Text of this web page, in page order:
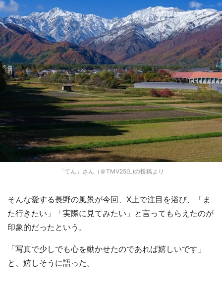
都道府選択
「てん」さん（＠TMV250_)の投稿より
そんな愛する長野の風景が今回、X上で注目を浴び、「ま
た行きたい」「実際に見てみたい」と言ってもらえたのが
印象的だったという。
「写真で少しでも心を動かせたのであれば嬉しいです」
と、嬉しそうに語った。